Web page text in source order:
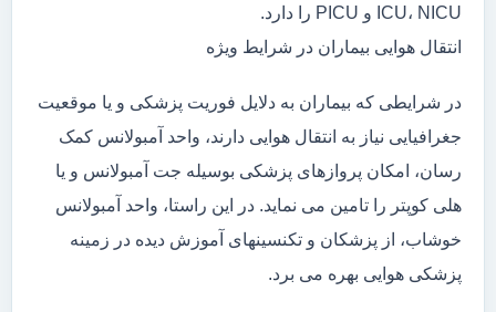
ICU، NICU و PICU را دارد.
انتقال هوایی بیماران در شرایط ویژه
در شرایطی که بیماران به دلایل فوریت پزشکی و یا موقعیت
جغرافیایی نیاز به انتقال هوایی دارند، واحد آمبولانس کمک
رسان، امکان پروازهای پزشکی بوسیله جت آمبولانس و یا
هلی کوپتر را تامین می نماید. در این راستا، واحد آمبولانس
خوشاب، از پزشکان و تکنسینهای آموزش دیده در زمینه
پزشکی هوایی بهره می برد.